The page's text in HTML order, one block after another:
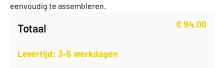
eenvoudig te assembleren.
Totaal €94,00
Levertijd: 3-5 werkdagen